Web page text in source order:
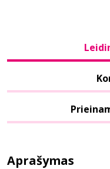
Aprašymas